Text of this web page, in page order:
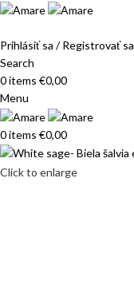
Prihlásiť sa / Registrovať sa
Search
0items €0,00
Menu
0items €0,00
Click to enlarge